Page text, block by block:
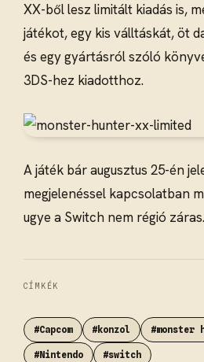
XX-ből lesz limitált kiadás is,
játékot, egy kis válltáskát, öt
és egy gyártásról szóló
3DS-hez kiadotthoz.
A játék bár augusztus 25-én
megjelenéssel kapcsolatban
ugye a Switch nem régió záras.
CÍMKÉK
#Capcom #konzol #monster
#Nintendo #switch